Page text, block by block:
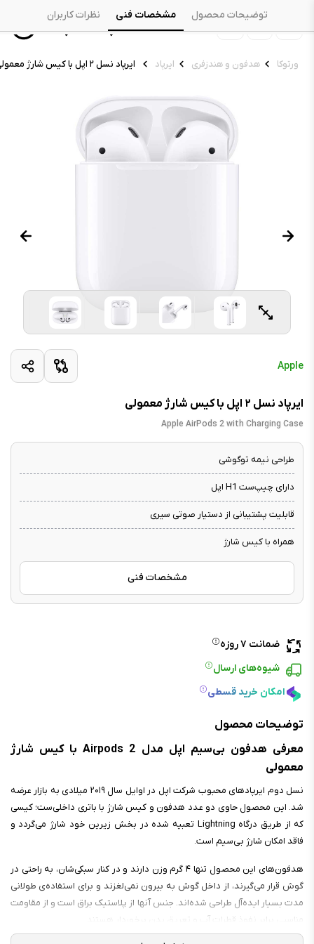
ورتوکا هدفون و هندزفری ایرپاد ایرپاد نسل ۲ اپل با کیس شارژ معمولی
Apple
ایرپاد نسل ۲ اپل با کیس شارژ معمولی
Apple AirPods 2 with Charging Case
طراحی نیمه توگوشی
دارای چیپ‌ست H1 اپل
قابلیت پشتیبانی از دستیار صوتی سیری
همراه با کیس شارژ
مشخصات فنی
ضمانت ۷ روزه
شیوه‌های ارسال
امکان خرید قسطی
توضیحات محصول مشخصات فنی نظرات کاربران
توضیحات محصول
معرفی هدفون بی‌سیم اپل مدل Airpods 2 با کیس شارژ
معمولی
نسل دوم ایرپادهای محبوب شرکت اپل در اوایل سال ۲۰۱۹ میلادی به بازار عرضه
شد. این محصول حاوی دو عدد هدفون و کیس شارژ با باتری داخلی‌ست؛ کیسی
که از طریق درگاه Lightning تعبیه شده در بخش زیرین خود شارژ می‌گردد و
فاقد امکان شارژ بی‌سیم است.
هدفون‌های این محصول تنها ۴ گرم وزن دارند و در کنار سبکی‌شان، به راحتی در
گوش قرار می‌گیرند، از داخل گوش به بیرون نمی‌لغزند و برای استفاده‌ی طولانی
مدت بسیار ایده‌آل طراحی شده‌اند. جنس آنها از پلاستیک براق است و از مقاومت
مناسبی برابر نفوذ قطرات آب و تعریق بدن برخوردار هستند.